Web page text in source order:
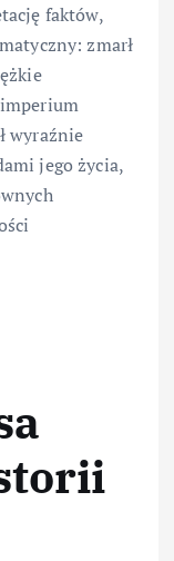
faktów,
zmarł
wyraźnie
jego życia,